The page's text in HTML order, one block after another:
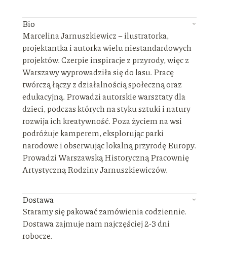
Bio
Marcelina Jarnuszkiewicz – ilustratorka,
projektantka i autorka wielu niestandardowych
projektów. Czerpie inspiracje z przyrody, więc z
Warszawy wyprowadziła się do lasu. Pracę
twórczą łączy z działalnością społeczną oraz
edukacyjną. Prowadzi autorskie warsztaty dla
dzieci, podczas których na styku sztuki i natury
rozwija ich kreatywność. Poza życiem na wsi
podróżuje kamperem, eksplorując parki
narodowe i obserwując lokalną przyrodę Europy.
Prowadzi Warszawską Historyczną Pracownię
Artystyczną Rodziny Jarnuszkiewiczów.
Dostawa
Staramy się pakować zamówienia codziennie.
Dostawa zajmuje nam najczęściej 2-3 dni
robocze.